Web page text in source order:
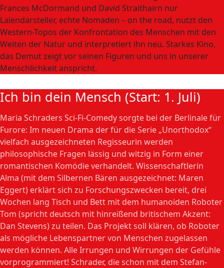
Frances McDormand und David Straithairn nur
Laiendarsteller, echte Nomaden – on the road, nutzt den
Western-Topos der Konfrontation des Menschen mit den
Weiten der Natur und interpretiert ihn neu. Starkes Kino,
das Demut zeigt vor seinen Figuren und uns in unserer
Menschlichkeit anspricht.
Ich bin dein Mensch (Start: 1. Juli)
Maria Schraders Sci-Fi-Comedy sorgte bei der Berlinale für
Furore: Im neuen Drama der für die Serie „Unorthodox“
vielfach ausgezeichneten Regisseurin werden
philosophische Fragen lässig und witzig in Form einer
romantischen Komödie verhandelt. Wissenschaftlerin
Alma (mit dem Silbernen Bären ausgezeichnet: Maren
Eggert) erklärt sich zu Forschungszwecken bereit, drei
Wochen lang Tisch und Bett mit dem humanoiden Roboter
Tom (spricht deutsch mit hinreißend britischem Akzent:
Dan Stevens) zu teilen. Das Projekt soll klären, ob Roboter
als mögliche Lebenspartner von Menschen zugelassen
werden können. Alle Irrungen und Wirrungen der Gefühle
vorprogrammiert! Schrader, die schon mit dem Stefan-